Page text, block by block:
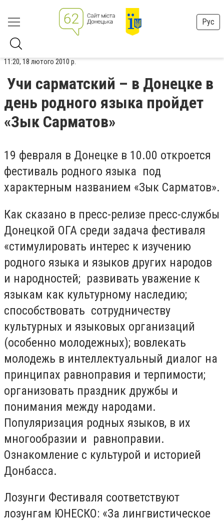
Рус
11:20, 18 лютого 2010 р.
Учи сарматский – в Донецке в
день родного языка пройдет
«Зык Сарматов»
19 февраля в Донецке в 10.00 откроется
фестиваль родного языка под
характерным названием «Зык Сарматов».
Как сказано в пресс-релизе пресс-службы
Донецкой ОГА среди задача фестиваля
«стимулировать интерес к изучению
родного языка и языков других народов
и народностей; развивать уважение к
языкам как культурному наследию;
способствовать сотрудничеству
культурных и языковых организаций
(особенно молодежных); вовлекать
молодежь в интеллектуальный диалог на
принципах равноправия и терпимости;
организовать праздник дружбы и
понимания между народами.
Популяризация родных языков, в их
многообразии и равноправии.
Ознакомление с культурой и историей
Донбасса.
Лозунги Фестиваля соответствуют
лозунгам ЮНЕСКО: «За лингвистическое